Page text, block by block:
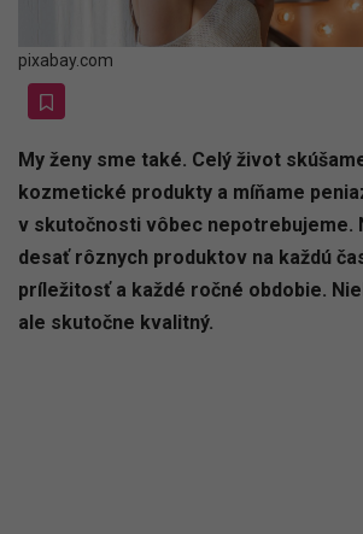
pixabay.com
My ženy sme také. Celý život
kozmetické produkty a míňame
v skutočnosti vôbec nepotrebujeme.
desať rôznych produktov na každú
príležitosť a každé ročné obdobie.
ale skutočne kvalitný.